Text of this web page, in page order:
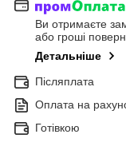
Ви отримаєте
або гроші
Детальніше
Післяплата
Оплата на
Готівкою